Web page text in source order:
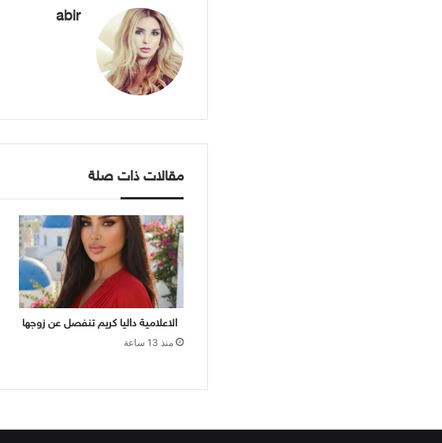
abir
مقالات ذات صلة
الاعلامية داليا كريم تنفصل عن زوجها
منذ 13 ساعة